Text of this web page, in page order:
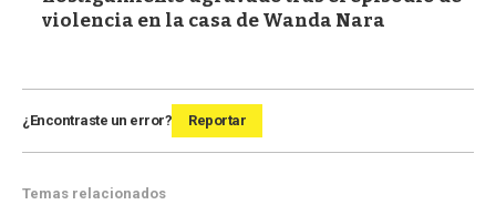
violencia en la casa de Wanda Nara
¿Encontraste un error? Reportar
Temas relacionados